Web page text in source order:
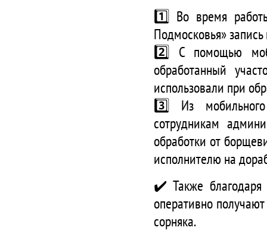
1️⃣ Во время
Подмосковья» запись
2️⃣ С помощью
обработанный
использовали при
3️⃣ Из
сотрудникам
обработки от
исполнителю на
✔️ Также благодаря
оперативно
сорняка.